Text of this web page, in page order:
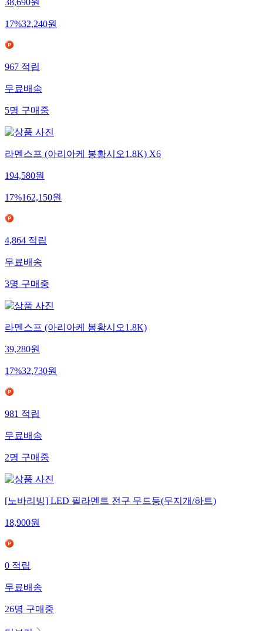
38,690원
17%32,240원
967적립
무료배송
5명구매중
라멘스프 (아리아케 봉황시오1.8K) X6
194,580원
17%162,150원
4,864적립
무료배송
3명구매중
라멘스프 (아리아케 봉황시오1.8K)
39,280원
17%32,730원
981적립
무료배송
2명구매중
[노바리빙] LED 필라멘트 전구 무드등(무지개/하트)
18,900원
0적립
무료배송
26명구매중